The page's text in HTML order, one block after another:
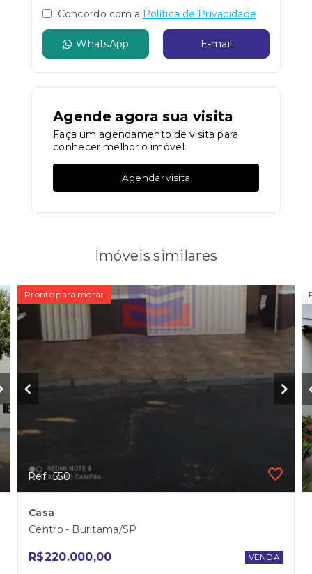
Concordo com a Política de Privacidade
WhatsApp E-mail
Agende agora sua visita
Faça um agendamento de visita para
conhecer melhor o imóvel.
Agendar visita
Imóveis similares
Pronto para morar
Ref.: 550
Casa
Centro - Buritama/SP
R$220.000,00 VENDA